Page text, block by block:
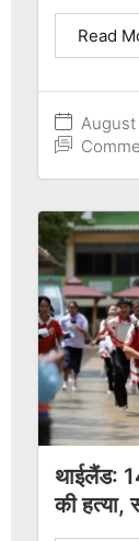
August
Read
थाईलैंड:
की हत्या,